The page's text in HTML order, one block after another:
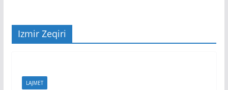
Izmir Zeqiri
LAJMET